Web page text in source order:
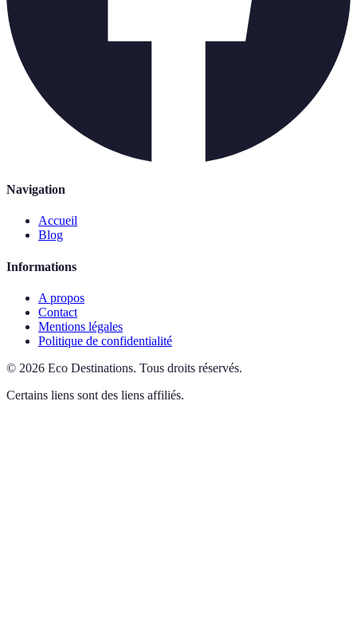
Navigation
Accueil
Blog
Informations
A propos
Contact
Mentions légales
Politique de confidentialité
© 2026 Eco Destinations. Tous droits réservés.
Certains liens sont des liens affiliés.